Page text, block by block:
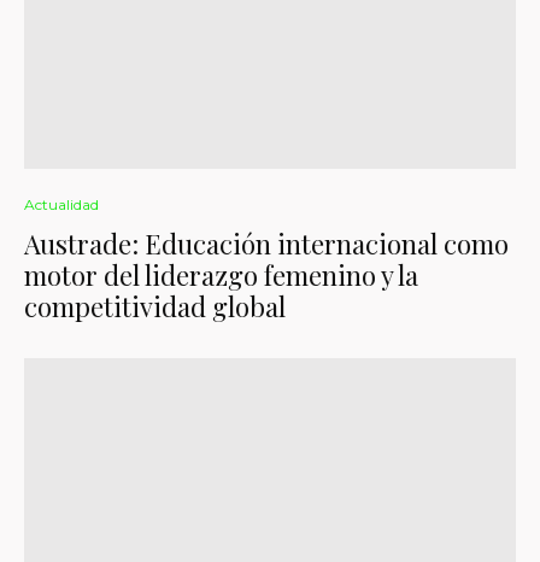
Actualidad
Austrade: Educación internacional como
motor del liderazgo femenino y la
competitividad global